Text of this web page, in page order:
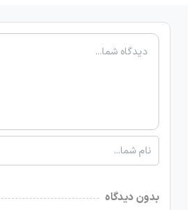
بدون دیدگاه